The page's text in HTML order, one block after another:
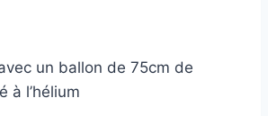
un ballon de 75cm de
à l’hélium